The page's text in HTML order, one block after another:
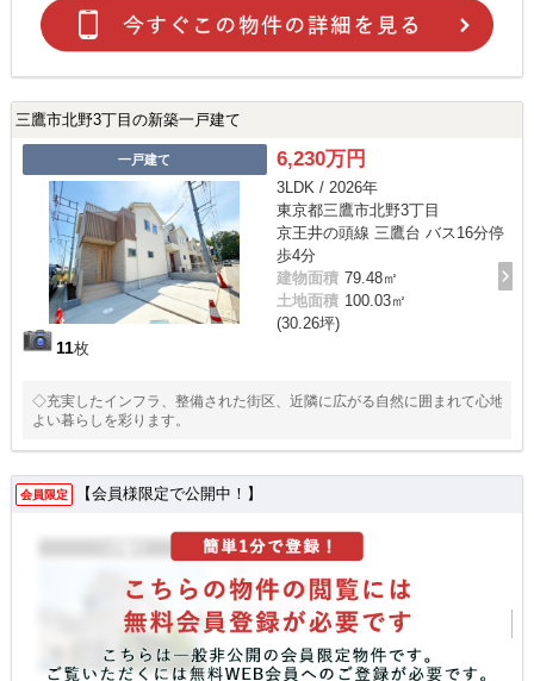
三鷹市北野3丁目の新築一戸建て
一戸建て
11枚
6,230万円
3LDK / 2026年
東京都三鷹市北野3丁目
京王井の頭線 三鷹台 バス16分停
歩4分
建物面積 79.48㎡
土地面積 100.03㎡
(30.26坪)
◇充実したインフラ、整備された街区、近隣に広がる自然に囲まれて心地
よい暮らしを彩ります。
会員限定 【会員様限定で公開中！】